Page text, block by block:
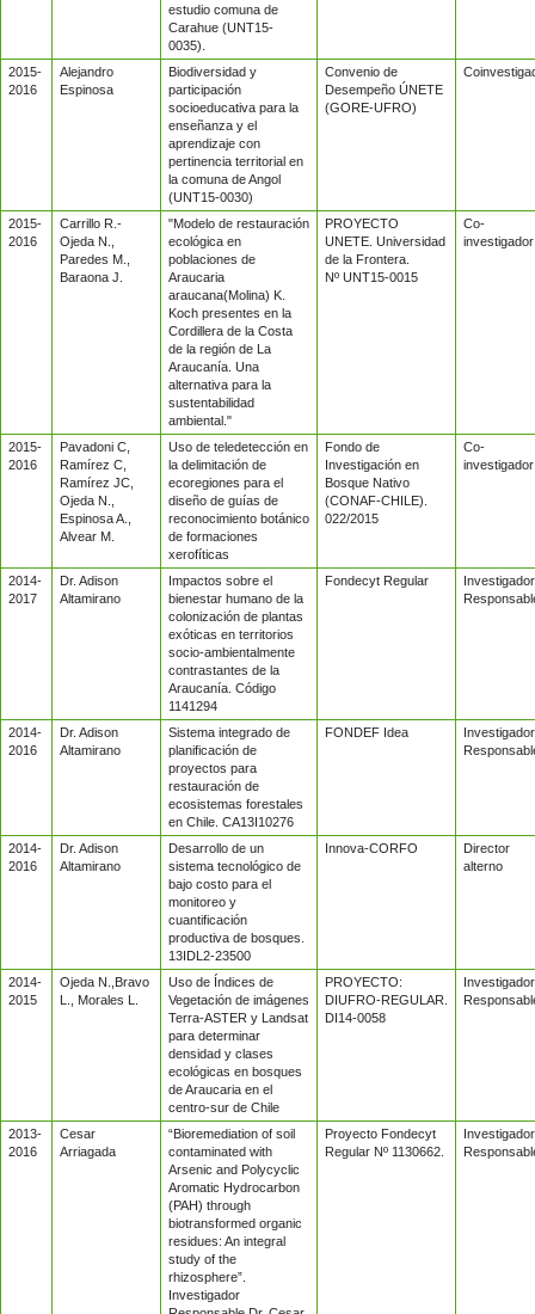
estudio comuna de
Carahue (UNT15-
0035).
2015-
2016
Alejandro
Espinosa
Biodiversidad y
participación
socioeducativa para la
enseñanza y el
aprendizaje con
pertinencia territorial en
la comuna de Angol
(UNT15-0030)
Convenio de
Desempeño ÚNETE
(GORE-UFRO)
2015-
2016
Carrillo R.-
Ojeda N.,
Paredes M.,
Baraona J.
"Modelo de restauración
ecológica en
poblaciones de
Araucaria
araucana(Molina) K.
Koch presentes en la
Cordillera de la Costa
de la región de La
Araucanía. Una
alternativa para la
sustentabilidad
ambiental."
PROYECTO
UNETE. Universidad
de la Frontera.
Nº UNT15-0015
Co-
investigador
2015-
2016
Pavadoni C,
Ramírez C,
Ramírez JC,
Ojeda N.,
Espinosa A.,
Alvear M.
Uso de teledetección en
la delimitación de
ecoregiones para el
diseño de guías de
reconocimiento botánico
de formaciones
xerofíticas
Fondo de
Investigación en
Bosque Nativo
(CONAF-CHILE).
022/2015
Co-
investigador
2014-
2017
Dr. Adison
Altamirano
Impactos sobre el
bienestar humano de la
colonización de plantas
exóticas en territorios
socio-ambientalmente
contrastantes de la
Araucanía. Código
1141294
Fondecyt Regular
Investigador
2014-
2016
Dr. Adison
Altamirano
Sistema integrado de
planificación de
proyectos para
restauración de
ecosistemas forestales
en Chile. CA13I10276
FONDEF Idea
Investigador
2014-
2016
Dr. Adison
Altamirano
Desarrollo de un
sistema tecnológico de
bajo costo para el
monitoreo y
cuantificación
productiva de bosques.
13IDL2-23500
Innova-CORFO
Director
alterno
2014-
2015
Ojeda N.,Bravo
L., Morales L.
Uso de Índices de
Vegetación de imágenes
Terra-ASTER y Landsat
para determinar
densidad y clases
ecológicas en bosques
de Araucaria en el
centro-sur de Chile
PROYECTO:
DIUFRO-REGULAR.
DI14-0058
Investigador
2013-
2016
Cesar
Arriagada
“Bioremediation of soil
contaminated with
Arsenic and Polycyclic
Aromatic Hydrocarbon
(PAH) through
biotransformed organic
residues: An integral
study of the
rhizosphere”.
Investigador
Proyecto Fondecyt
Regular Nº 1130662.
Investigador